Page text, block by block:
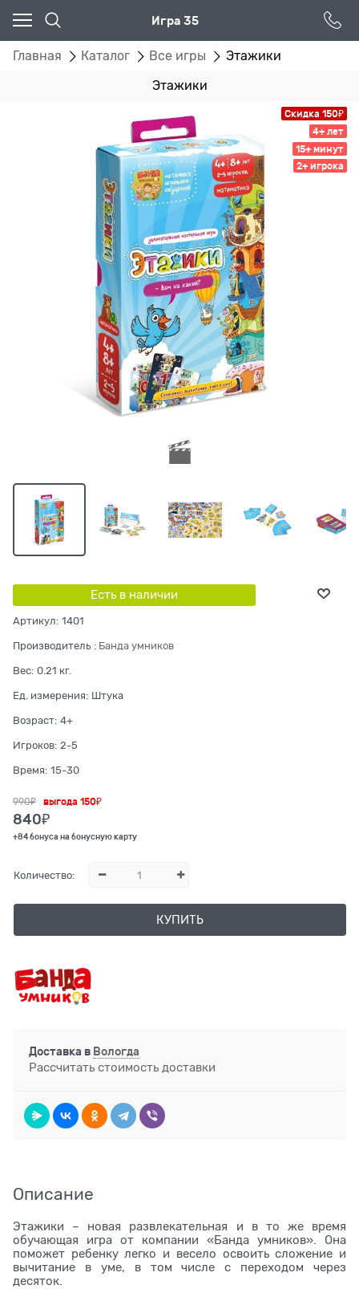
Игра 35
Главная Каталог Все игры Этажики
Этажики
Скидка 150₽
4+ лет
15+ минут
2+ игрока
Есть в наличии
Артикул: 1401
Производитель : Банда умников
Вес: 0.21 кг.
Ед. измерения: Штука
Возраст: 4+
Игроков: 2-5
Время: 15-30
990₽
840₽
выгода150₽
+84 бонуса на бонусную карту
Количество:
КУПИТЬ
Доставка в Вологда
Рассчитать стоимость доставки
Описание
Этажики – новая развлекательная и в то же время
обучающая игра от компании «Банда умников». Она
поможет ребенку легко и весело освоить сложение и
вычитание в уме, в том числе с переходом через
десяток.